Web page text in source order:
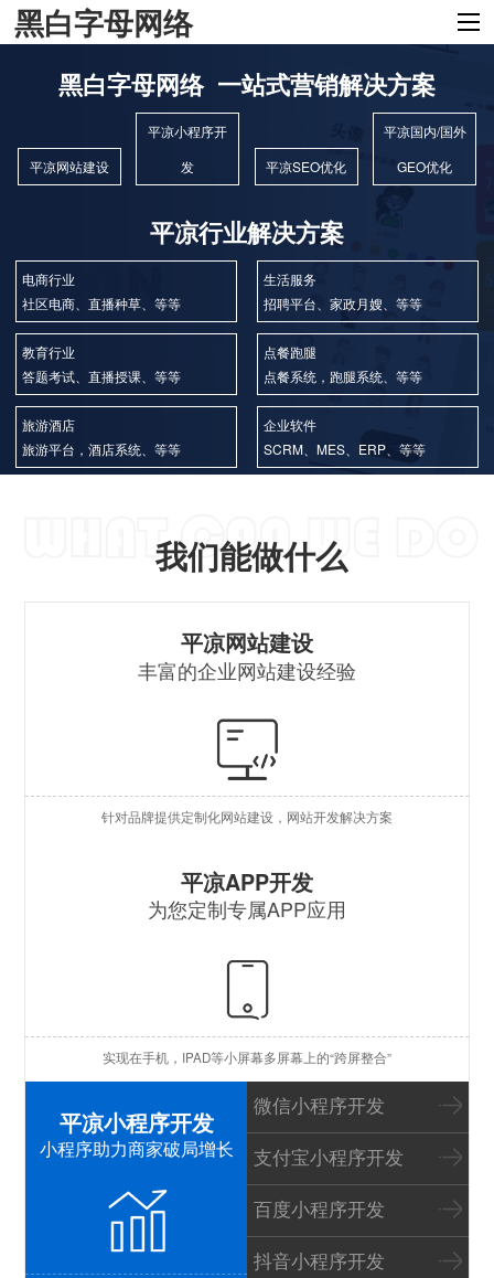
黑白字母网络
黑白字母网络 一站式营销解决方案
平凉网站建设
平凉小程序开
发
平凉SEO优化
平凉国内/国外
GEO优化
平凉行业解决方案
电商行业
社区电商、直播种草、等等
生活服务
招聘平台、家政月嫂、等等
教育行业
答题考试、直播授课、等等
点餐跑腿
点餐系统，跑腿系统、等等
旅游酒店
旅游平台，酒店系统、等等
企业软件
SCRM、MES、ERP、等等
我们能做什么
平凉网站建设
丰富的企业网站建设经验
针对品牌提供定制化网站建设，网站开发解决方案
平凉APP开发
为您定制专属APP应用
实现在手机，IPAD等小屏幕多屏幕上的“跨屏整合”
平凉小程序开发
小程序助力商家破局增长
微信小程序开发
支付宝小程序开发
百度小程序开发
抖音小程序开发